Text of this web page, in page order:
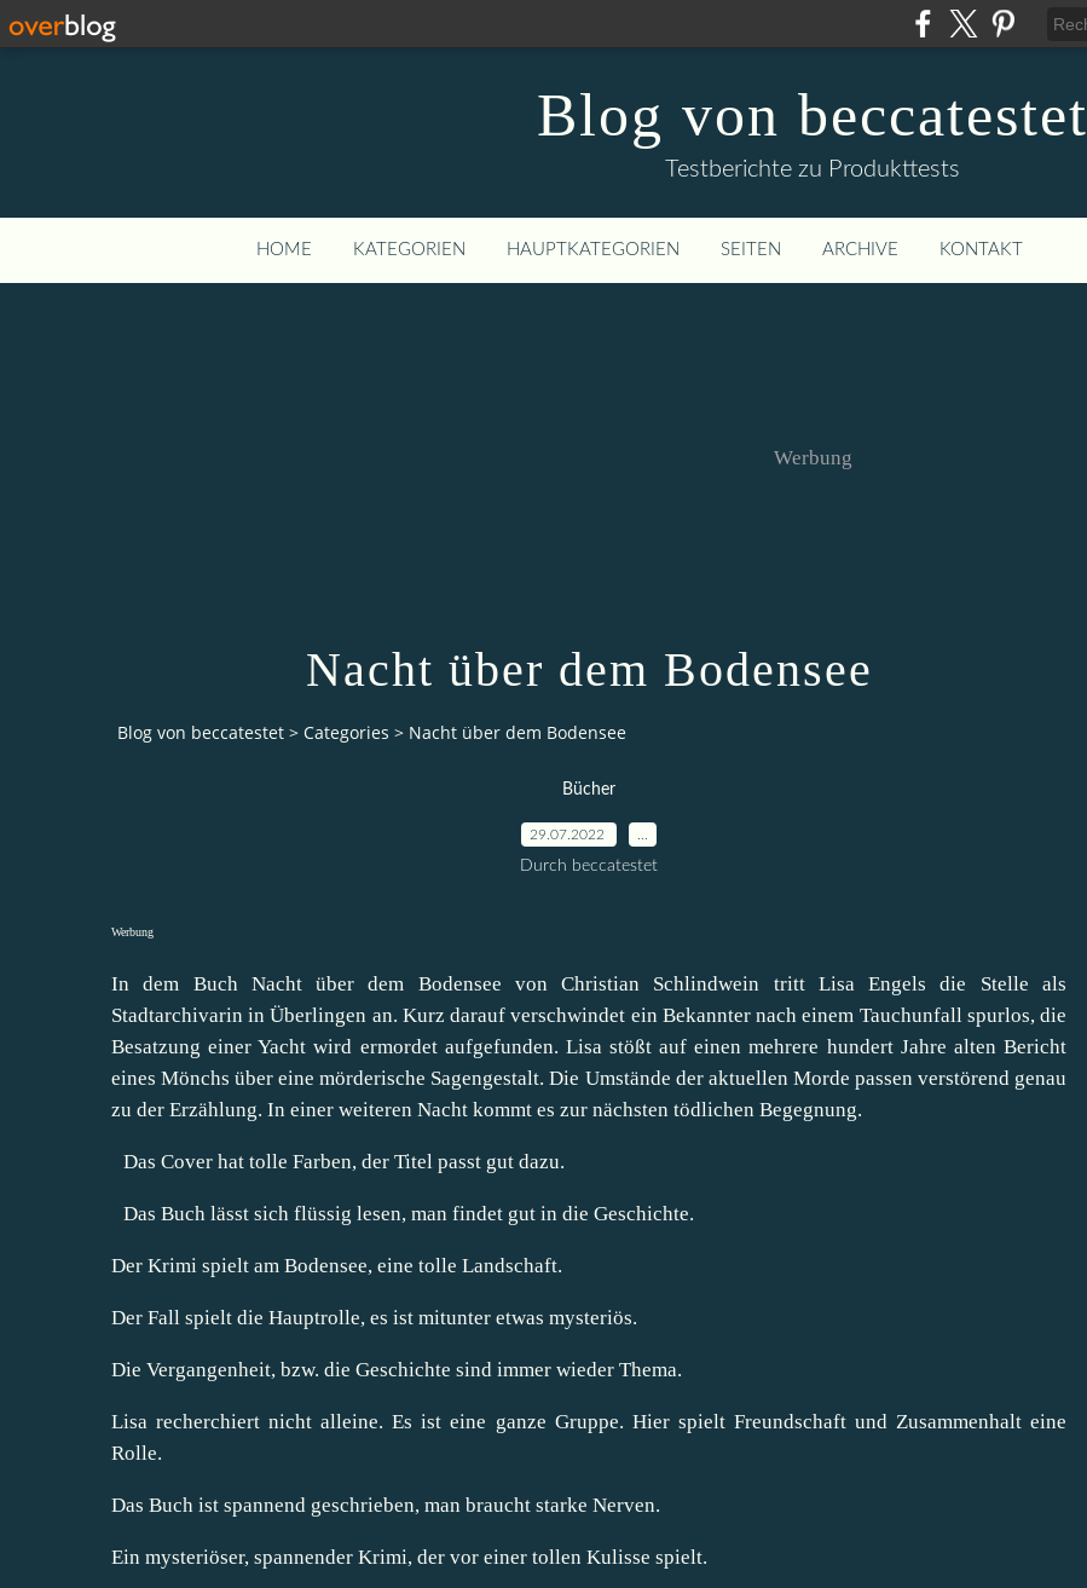
Blog von beccatestet
Testberichte zu Produkttests
HOME KATEGORIEN HAUPTKATEGORIEN SEITEN ARCHIVE KONTAKT
Werbung
Nacht über dem Bodensee
Blog von beccatestet > Categories > Nacht über dem Bodensee
Bücher
29.07.2022
Durch beccatestet
Werbung
In dem Buch Nacht über dem Bodensee von Christian Schlindwein tritt Lisa Engels die Stelle als
Stadtarchivarin in Überlingen an. Kurz darauf verschwindet ein Bekannter nach einem Tauchunfall spurlos, die
Besatzung einer Yacht wird ermordet aufgefunden. Lisa stößt auf einen mehrere hundert Jahre alten Bericht
eines Mönchs über eine mörderische Sagengestalt. Die Umstände der aktuellen Morde passen verstörend genau
zu der Erzählung. In einer weiteren Nacht kommt es zur nächsten tödlichen Begegnung.
Das Cover hat tolle Farben, der Titel passt gut dazu.
Das Buch lässt sich flüssig lesen, man findet gut in die Geschichte.
Der Krimi spielt am Bodensee, eine tolle Landschaft.
Der Fall spielt die Hauptrolle, es ist mitunter etwas mysteriös.
Die Vergangenheit, bzw. die Geschichte sind immer wieder Thema.
Lisa recherchiert nicht alleine. Es ist eine ganze Gruppe. Hier spielt Freundschaft und Zusammenhalt eine
Rolle.
Das Buch ist spannend geschrieben, man braucht starke Nerven.
Ein mysteriöser, spannender Krimi, der vor einer tollen Kulisse spielt.